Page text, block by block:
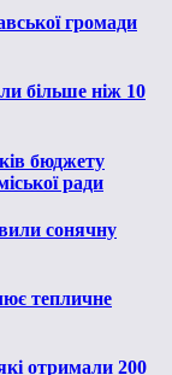
громади
більше ніж 10
бюджету
ради
сонячну
тепличне
отримали 200